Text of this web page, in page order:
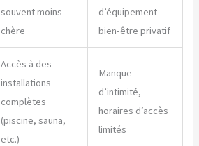
souvent moins
chère
d’équipement
bien-être privatif
Accès à des
installations
complètes
(piscine, sauna,
etc.)
Manque
d’intimité,
horaires d’accès
limités